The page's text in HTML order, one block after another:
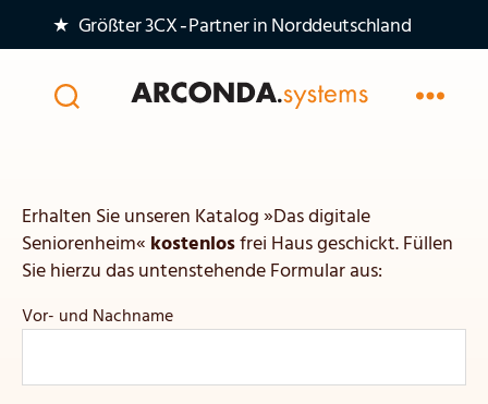
★ Größter 3CX‑Partner in Norddeutschland
Erhalten Sie unseren Katalog »Das digitale
Seniorenheim« kostenlosfrei Haus geschickt. Füllen
Sie hierzu das untenstehende Formular aus:
Vor- und Nachname